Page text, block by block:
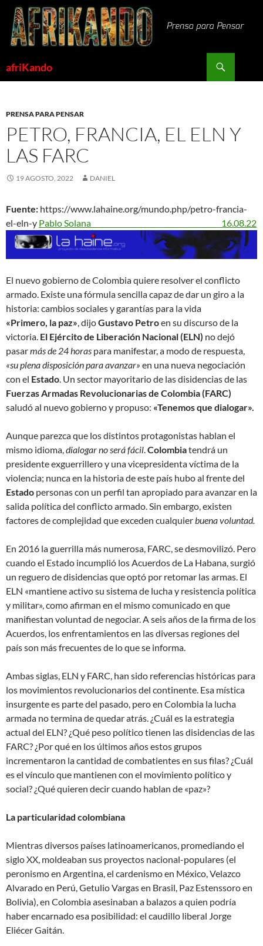
Saltar
contenido
afriKando
PRENSA PARA PENSAR
PETRO, FRANCIA, EL ELN Y
LAS FARC
19 AGOSTO, 2022 DANIEL
Fuente: https://www.lahaine.org/mundo.php/petro-francia-
el-eln-y Pablo Solana 16.08.22
El nuevo gobierno de Colombia quiere resolver el conflicto
armado. Existe una fórmula sencilla capaz de dar un giro a la
historia: cambios sociales y garantías para la vida
«Primero, la paz» , dijoGustavo Petroen su discurso de la
victoria. El Ejército de Liberación Nacional (ELN) no dejó
pasarmás de 24 horas para manifestar, a modo de respuesta,
«su plena disposición para avanzar» en una nueva negociación
con el Estado . Un sector mayoritario de las disidencias de las
Fuerzas Armadas Revolucionarias de Colombia (FARC)
saludó al nuevo gobierno y propuso: «Tenemos que dialogar».
Aunque parezca que los distintos protagonistas hablan el
mismo idioma, dialogar no será fácil Colombiatendrá un
presidente exguerrillero y una vicepresidenta víctima de la
violencia; nunca en la historia de este país hubo al frente del
Estado personas con un perfil tan apropiado para avanzar en la
salida política del conflicto armado. Sin embargo, existen
factores de complejidad que exceden cualquier buena voluntad.
En 2016 la guerrilla más numerosa, FARC, se desmovilizó. Pero
cuando el Estado incumplió los Acuerdos de La Habana, surgió
un reguero de disidencias que optó por retomar las armas. El
ELN «mantiene activo su sistema de lucha y resistencia política
y militar», como afirman en el mismo comunicado en que
manifiestan voluntad de negociar. A seis años de la firma de los
Acuerdos, los enfrentamientos en las diversas regiones del
país son más frecuentes de lo que se informa.
Ambas siglas, ELN y FARC, han sido referencias históricas para
los movimientos revolucionarios del continente. Esa mística
insurgente es parte del pasado, pero en Colombia la lucha
armada no termina de quedar atrás. ¿Cuál es la estrategia
actual del ELN? ¿Qué peso político tienen las disidencias de las
FARC? ¿Por qué en los últimos años estos grupos
incrementaron la cantidad de combatientes en sus filas? ¿Cuál
es el vínculo que mantienen con el movimiento político y
social? ¿Qué quieren decir cuando hablan de «paz»?
La particularidad colombiana
Mientras diversos países latinoamericanos, promediando el
siglo XX, moldeaban sus proyectos nacional-populares (el
peronismo en Argentina, el cardenismo en México, Velazco
Alvarado en Perú, Getulio Vargas en Brasil, Paz Estenssoro en
Bolivia), en Colombia asesinaban a balazos a quien podría
haber encarnado esa posibilidad: el caudillo liberal Jorge
Eliécer Gaitán.